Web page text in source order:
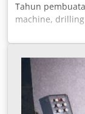
Tahun
machine,
Arm reach:
to spindle
7.5 kW -
mm - Spindle
Automatic feed:
x 1600 mm
2580/1110/